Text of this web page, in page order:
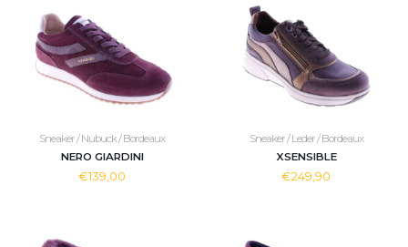
Sneaker / Nubuck / Bordeaux
NERO GIARDINI
€139,00
Sneaker / Leder / Bordeaux
XSENSIBLE
€249,90